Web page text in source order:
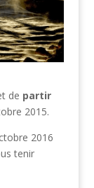
de partir
2015.
2016
tenir